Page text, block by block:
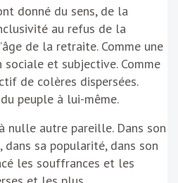
donné du sens, de la
au refus de la
de la retraite. Comme une
et subjective. Comme
de colères dispersées.
peuple à lui-même.
nulle autre pareille. Dans son
dans sa popularité, dans son
les souffrances et les